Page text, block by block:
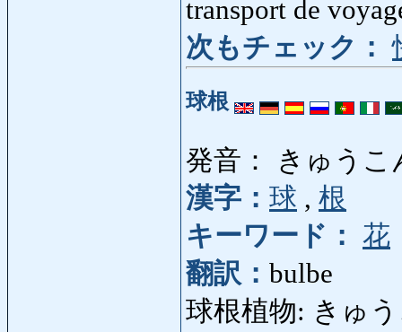
transport de
次もチェック：
球根
発音： きゅうこ
漢字： 球 , 根
キーワード： 花
翻訳： bulbe
球根植物: きゅ